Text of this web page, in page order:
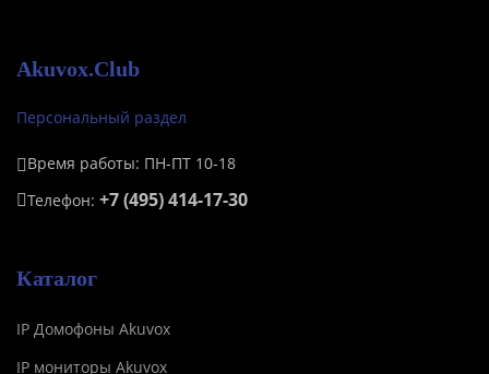
Akuvox.Club
Персональный раздел
Время работы: ПН-ПТ 10-18
Телефон: +7 (495) 414-17-30
Каталог
IP Домофоны Akuvox
IP мониторы Akuvox